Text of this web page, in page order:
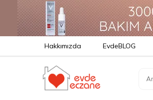
Hakkımızda EvdeBLOG